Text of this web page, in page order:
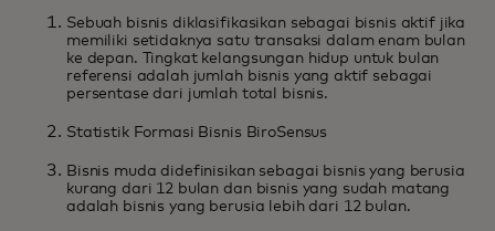
Sebuah bisnis diklasifikasikan sebagai bisnis aktif jika
memiliki setidaknya satu transaksi dalam enam bulan
ke depan. Tingkat kelangsungan hidup untuk bulan
referensi adalah jumlah bisnis yang aktif sebagai
persentase dari jumlah total bisnis.
Statistik Formasi Bisnis BiroSensus︎
Bisnis muda didefinisikan sebagai bisnis yang berusia
kurang dari 12 bulan dan bisnis yang sudah matang
adalah bisnis yang berusia lebih dari 12 bulan.